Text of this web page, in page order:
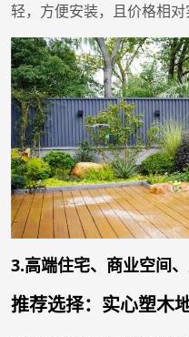
轻，方便安装，且价格相对
3.高端住宅、商业空间
推荐选择：实心塑木